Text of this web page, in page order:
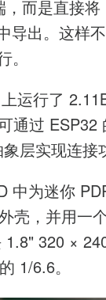
，而是直接将
导出。这样
。
运行了
通过 ESP32
层实现连接
中为迷你
壳，并用一
320 ×
1/6.6。